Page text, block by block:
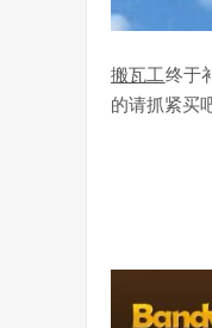
搬瓦工终于
的请抓紧买